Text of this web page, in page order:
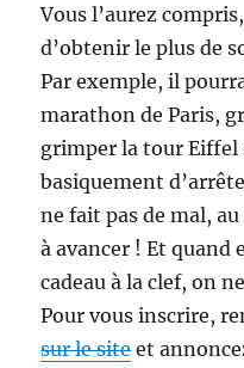
Vous l’aurez
d’obtenir le plus de
Par exemple, il
marathon de Paris,
grimper la tour Eiffel
basiquement
ne fait pas de mal,
à avancer ! Et quand
cadeau à la clef, on
Pour vous inscrire,
sur le siteet